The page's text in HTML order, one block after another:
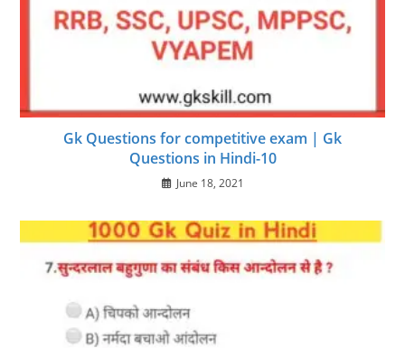
Gk Questions for competitive exam | Gk
Questions in Hindi-10
June 18, 2021